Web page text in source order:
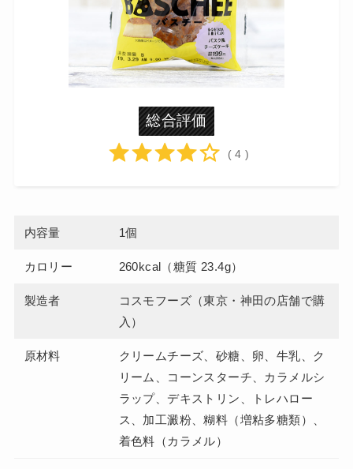
総合評価
( 4 )
内容量 1個
カロリー 260kcal（糖質 23.4g）
製造者
コスモフーズ（東京・神田の店舗で購
入）
原材料
クリームチーズ、砂糖、卵、牛乳、ク
リーム、コーンスターチ、カラメルシ
ラップ、デキストリン、トレハロー
ス、加工澱粉、糊料（増粘多糖類）、
着色料（カラメル）